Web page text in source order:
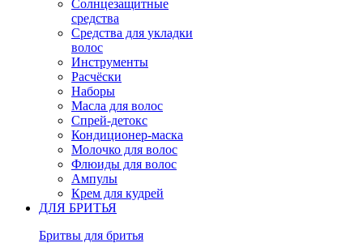
Солнцезащитные
средства
Средства для укладки
волос
Инструменты
Расчёски
Наборы
Масла для волос
Спрей-детокс
Кондиционер-маска
Молочко для волос
Флюиды для волос
Ампулы
Крем для кудрей
ДЛЯ БРИТЬЯ
Бритвы для бритья